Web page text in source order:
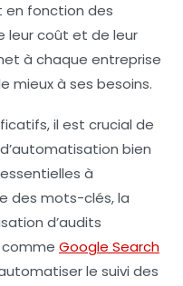
en fonction des
leur coût et de leur
à chaque entreprise
mieux à ses besoins.
il est crucial de
bien
à
des mots-clés, la
d’audits
comme Google Search
le suivi des